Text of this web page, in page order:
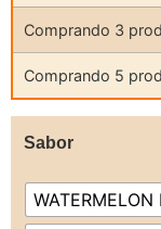
Comprando 3
Comprando 5
Sabor
WATERMELON